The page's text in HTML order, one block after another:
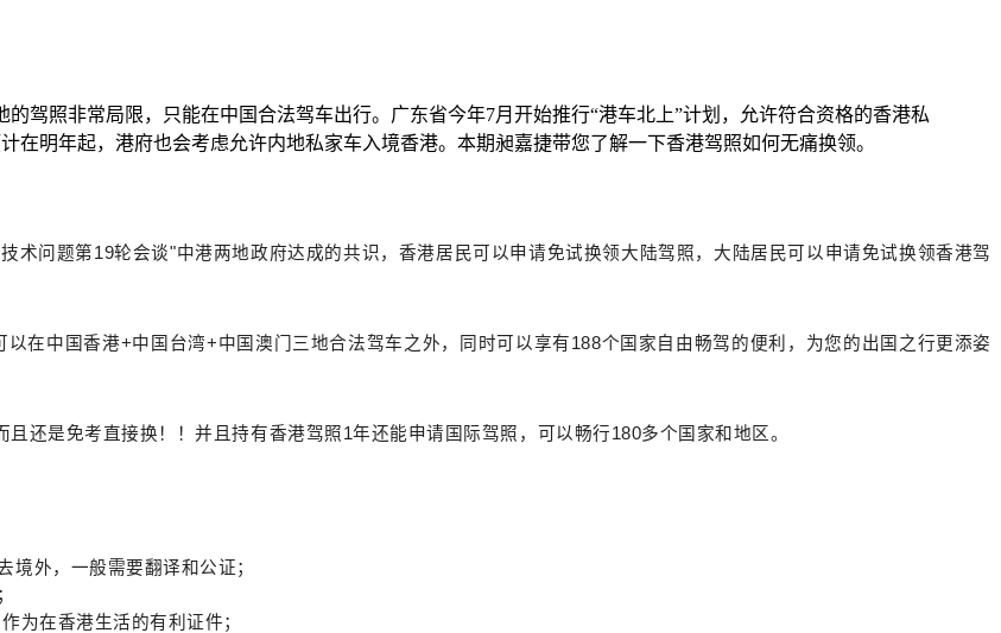
驾照非常局限，只能在中国合法驾车出行。广东省今年7月开始推行“港车北上”计划，允许符合资格的香港私
在明年起，港府也会考虑允许内地私家车入境香港。本期昶嘉捷带您了解一下香港驾照如何无痛换领。
术问题第19轮会谈"中港两地政府达成的共识，香港居民可以申请免试换领大陆驾照，大陆居民可以申请免试换领香港驾
以在中国香港+中国台湾+中国澳门三地合法驾车之外，同时可以享有188个国家自由畅驾的便利，为您的出国之行更添姿
且还是免考直接换！！并且持有香港驾照1年还能申请国际驾照，可以畅行180多个国家和地区 。
境外，一般需要翻译和公证；
为在香港生活的有利证件；